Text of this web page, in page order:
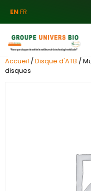
ENFR
Accueil /Disque d'ATB /
disques